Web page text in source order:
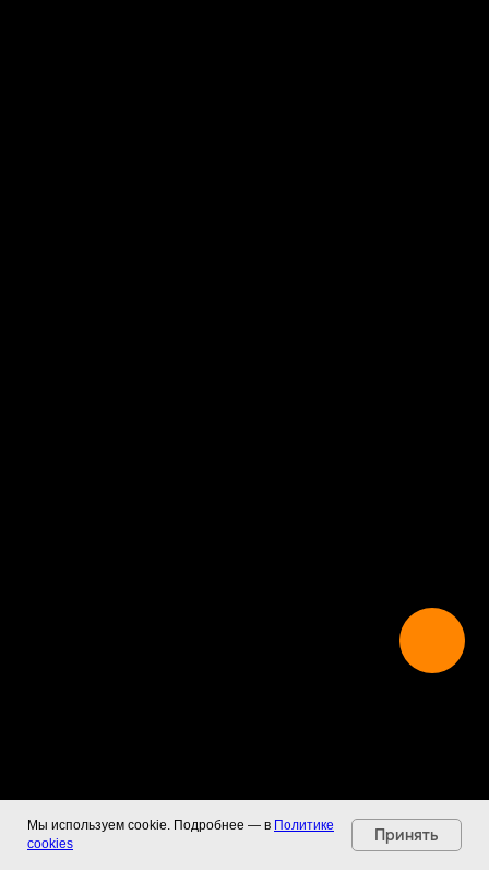
Мы используем cookie. Подробнее — в Политике
cookies
Принять